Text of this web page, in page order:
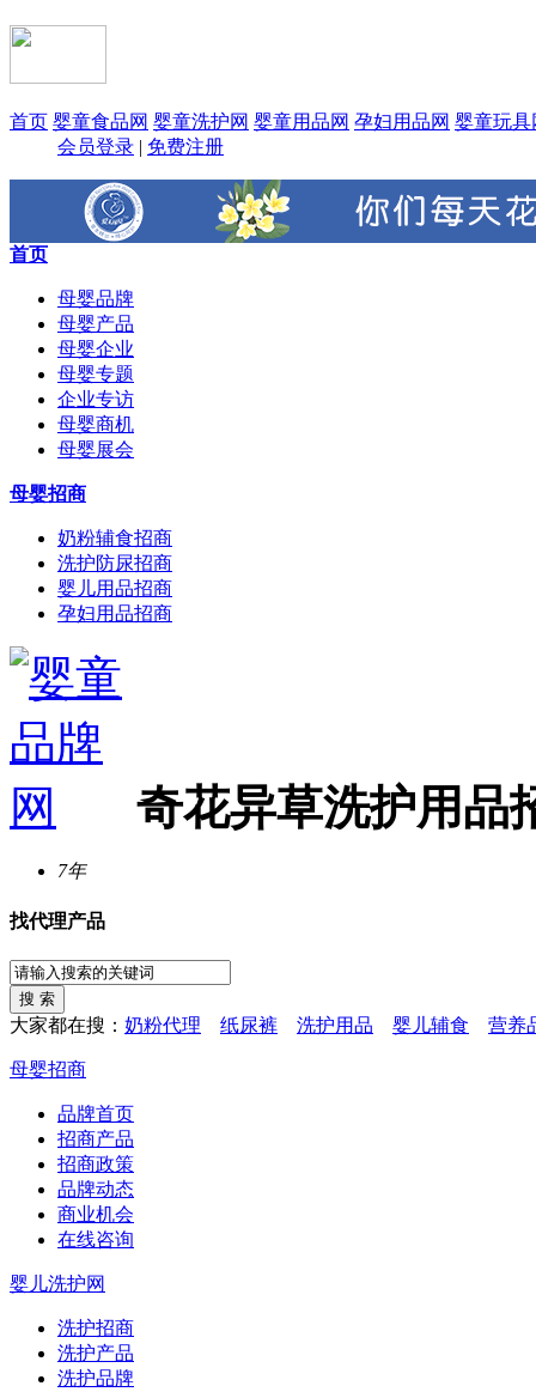
首页 婴童食品网 婴童洗护网 婴童用品网 孕妇用品网 婴童玩具
会员登录 | 免费注册
首页
母婴品牌
母婴产品
母婴企业
母婴专题
企业专访
母婴商机
母婴展会
母婴招商
奶粉辅食招商
洗护防尿招商
婴儿用品招商
孕妇用品招商
奇花异草洗护用品
7年
找代理产品
大家都在搜： 奶粉代理 纸尿裤 洗护用品 婴儿辅食 营养
母婴招商
品牌首页
招商产品
招商政策
品牌动态
商业机会
在线咨询
婴儿洗护网
洗护招商
洗护产品
洗护品牌